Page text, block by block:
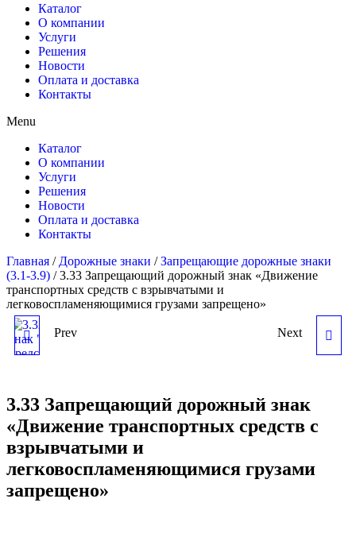
Каталог
О компании
Услуги
Решения
Новости
Оплата и доставка
Контакты
Menu
Каталог
О компании
Услуги
Решения
Новости
Оплата и доставка
Контакты
Главная / Дорожные знаки /Запрещающие дорожные знаки
(3.1-3.9) / 3.33 Запрещающий дорожный знак «Движение
транспортных средств с взрывчатыми и
легковоспламеняющимися грузами запрещено»
3.32 ЗАПРЕЩАЮЩИЙ
"ДВИЖЕНИЕ
ТРАНСПОРТНЫХ
СРЕДСТВ С ОПАСНЫМИ
Prev СВЕТОВОЗВРАЩАТЕЛЬ
КОШАЧИЙ ГЛАЗ ( 50 ММ,
Next
3.33 Запрещающий дорожный знак
«Движение транспортных средств с
взрывчатыми и
легковоспламеняющимися грузами
запрещено»